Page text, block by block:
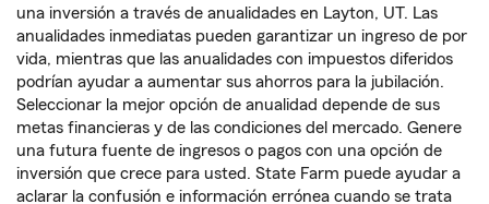
una inversión a través de anualidades en Layton, UT. Las
anualidades inmediatas pueden garantizar un ingreso de por
vida, mientras que las anualidades con impuestos diferidos
podrían ayudar a aumentar sus ahorros para la jubilación.
Seleccionar la mejor opción de anualidad depende de sus
metas financieras y de las condiciones del mercado. Genere
una futura fuente de ingresos o pagos con una opción de
inversión que crece para usted. State Farm puede ayudar a
aclarar la confusión e información errónea cuando se trata